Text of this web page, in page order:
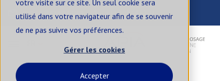
votre visite sur ce site. Un seul cookie sera
utilisé dans votre navigateur afin de se souvenir
de ne pas suivre vos préférences.
Gérer les cookies
Accepter
contact@apia-sa.com +33 2 99 14 62 33